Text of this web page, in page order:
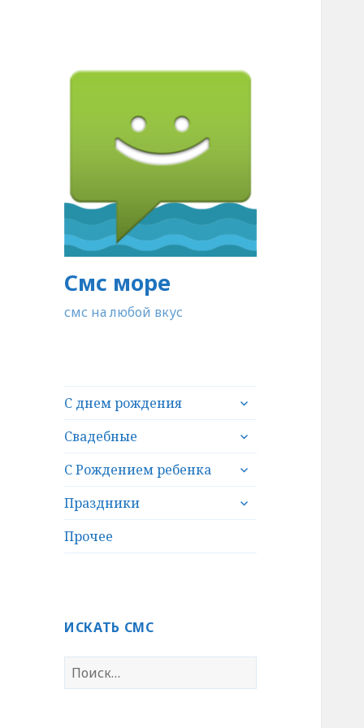
Смс море
смс на любой вкус
С днем рождения
раскрыть
меню
Свадебные
раскрыть
меню
С Рождением ребенка
раскрыть
меню
Праздники
раскрыть
Прочее
ИСКАТЬ СМС
Н
а